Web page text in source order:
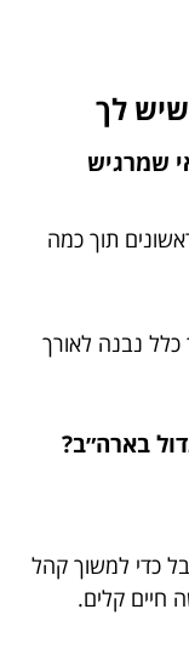
לך
שמרגיש
תוך כמה
נבנה לאורך
בארה״ב?
כדי למשוך קהל
חיים קלים.